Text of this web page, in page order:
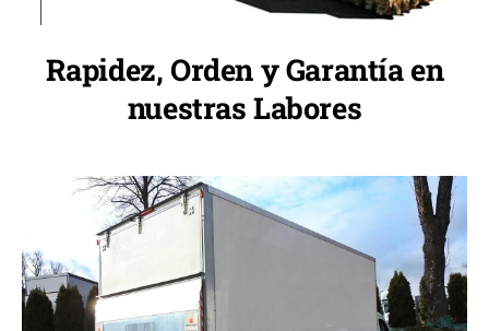
Rapidez, Orden y Garantía en
nuestras Labores